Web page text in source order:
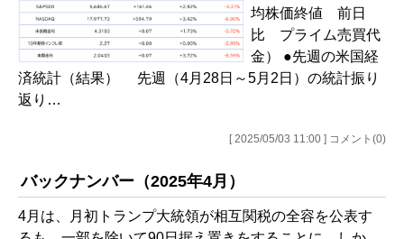
均株価終値 前日
比 プライム売買代
金） ●先週の米国経
済統計（結果） 先週（4月28日～5月2日）の統計振り
返り…
[ 2025/05/03 11:00 ] コメント(0)
バックナンバー（2025年4月）
4月は、月初トランプ大統領が相互関税の全容を公表す